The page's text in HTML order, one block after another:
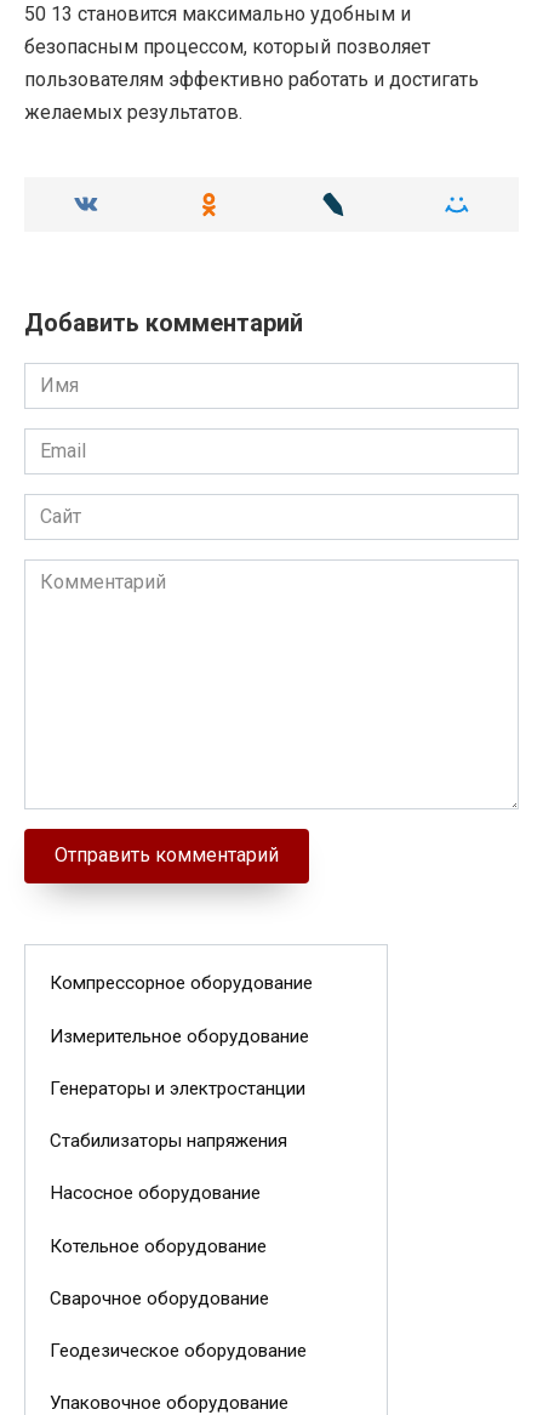
50 13 становится максимально удобным и
безопасным процессом, который позволяет
пользователям эффективно работать и достигать
желаемых результатов.
Добавить комментарий
Имя
Email
Сайт
Комментарий
Компрессорное оборудование
Измерительное оборудование
Генераторы и электростанции
Стабилизаторы напряжения
Насосное оборудование
Котельное оборудование
Сварочное оборудование
Геодезическое оборудование
Упаковочное оборудование